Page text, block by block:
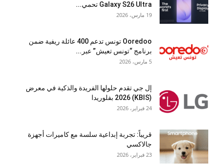
Galaxy S26 Ultra تحمي...
19 مارس، 2026
Ooredoo تونس تدعم 400 عائلة ريفية ضمن
برنامج “تونس تعيش” عبر...
5 مارس، 2026
إل جي تقدم حلولها الفريدة والذكية في معرض
(KBIS) 2026 بفلوريدا
24 فبراير، 2026
قريباً: تجربة إبداعية سلسة مع كاميرات أجهزة
جالاكسي
23 فبراير، 2026